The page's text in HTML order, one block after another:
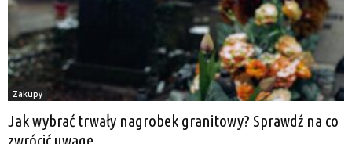
Zakupy
Jak wybrać trwały nagrobek granitowy? Sprawdź na co